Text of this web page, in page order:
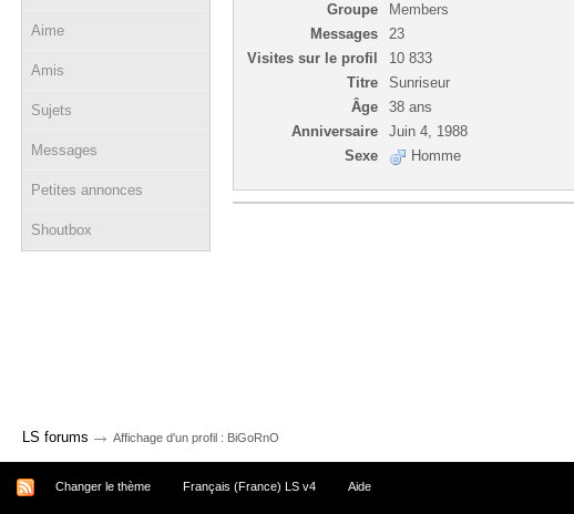
Aime
Amis
Sujets
Messages
Petites annonces
Shoutbox
Groupe
Members
Messages
23
Visites sur le profil
10 833
Titre
Sunriseur
Âge
38 ans
Anniversaire
Juin 4, 1988
Sexe
Homme
LS forums → Affichage d'un profil : BiGoRnO
Changer le thème Français (France) LS v4 Aide